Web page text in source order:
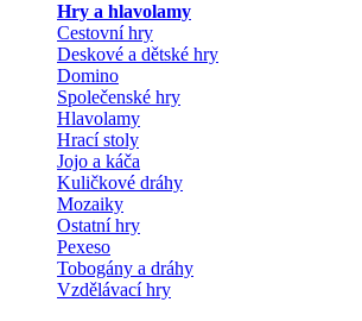
Hry a hlavolamy
Cestovní hry
Deskové a dětské hry
Domino
Společenské hry
Hlavolamy
Hrací stoly
Jojo a káča
Kuličkové dráhy
Mozaiky
Ostatní hry
Pexeso
Tobogány a dráhy
Vzdělávací hry